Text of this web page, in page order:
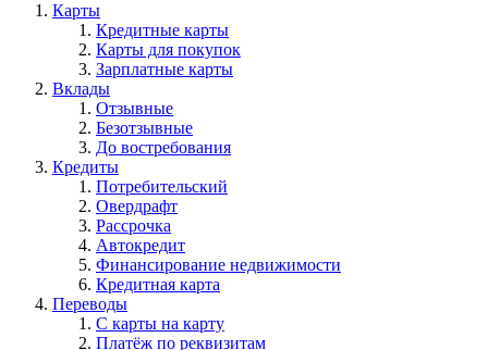
Карты
Кредитные карты
Карты для покупок
Зарплатные карты
Вклады
Отзывные
Безотзывные
До востребования
Кредиты
Потребительский
Овердрафт
Рассрочка
Автокредит
Финансирование недвижимости
Кредитная карта
Переводы
С карты на карту
Платёж по реквизитам